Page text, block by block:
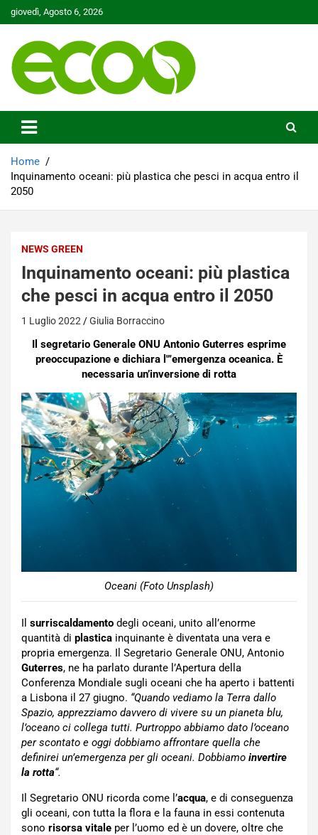
Skip
to
giovedì, Agosto 6, 2026
Ecoo.it
Home
Inquinamento oceani: più plastica che pesci in acqua entro il
2050
NEWS GREEN
Inquinamento oceani: più plastica
che pesci in acqua entro il 2050
1 Luglio 2022 Giulia Borraccino
Il segretario Generale ONU Antonio Guterres esprime
preoccupazione e dichiara l'”emergenza oceanica. È
necessaria un’inversione di rotta
Oceani (Foto Unsplash)
Il surriscaldamento degli oceani, unito all’enorme
quantità di plastica inquinante è diventata una vera e
propria emergenza. Il Segretario Generale ONU, Antonio
Guterres, ne ha parlato durante l’Apertura della
Conferenza Mondiale sugli oceani che ha aperto i battenti
a Lisbona il 27 giugno. “Quando vediamo la Terra dallo
Spazio, apprezziamo davvero di vivere su un pianeta blu,
l’oceano ci collega tutti. Purtroppo abbiamo dato l’oceano
per scontato e oggi dobbiamo affrontare quella che
definirei un’emergenza per gli oceani. Dobbiamo invertire
la rotta“.
Il Segretario ONU ricorda come l’acqua, e di conseguenza
gli oceani, con tutta la flora e la fauna in essi contenuta
sono risorsa vitale per l’uomo ed è un dovere, oltre che